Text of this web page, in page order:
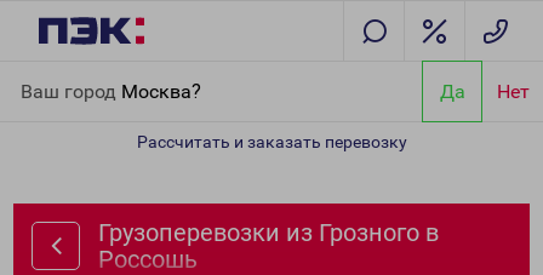
Ваш город Москва? Да Нет
Рассчитать и заказать перевозку
Грузоперевозки из Грозного в
Россошь